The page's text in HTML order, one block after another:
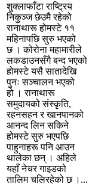
शुक्लाफाँटा राष्ट्रिय
निकुञ्ज छेउमै रहेको
रानाथारू होमस्टे ११
महिनापछि सुरु भएको
छ । कोरोना महामारीले
लकडाउनसँगै बन्द भएको
होमस्टे यसै सातादेखि
पुनः सञ्चालन भएको
हो । रानाथारू
समुदायको संस्कृति,
रहनसहन र खानपानको
आनन्द लिन सकिने
होमस्टे सुरु भएपछि
पाहुनाहरू पनि आउन
थालेका छन् । अहिले
यहाँ नेचर गाइडको
तालिम चलिरहेको छ ।...